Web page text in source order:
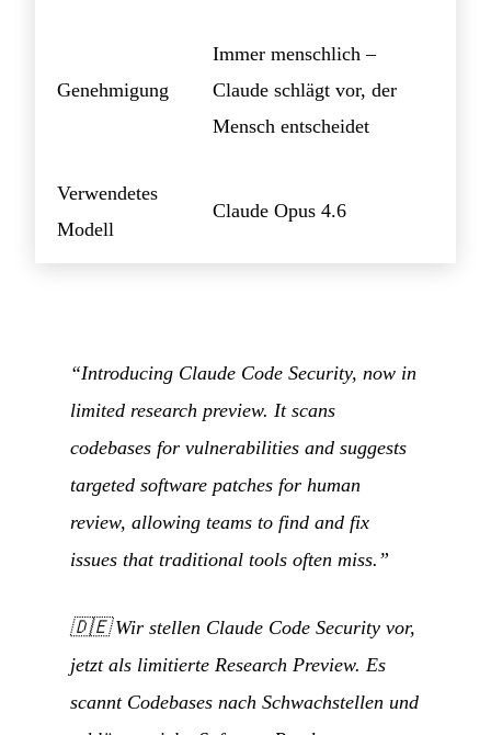
Genehmigung
Immer menschlich –
Claude schlägt vor, der
Mensch entscheidet
Verwendetes
Modell
Claude Opus 4.6
“Introducing Claude Code Security, now in
limited research preview. It scans
codebases for vulnerabilities and suggests
targeted software patches for human
review, allowing teams to find and fix
issues that traditional tools often miss.”
🇩🇪Wir stellen Claude Code Security vor,
jetzt als limitierte Research Preview. Es
scannt Codebases nach Schwachstellen und